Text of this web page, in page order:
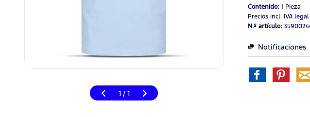
1 / 1
Contenido:1 Pieza
Precios incl. IVA legal
N.º artículo:
Notificaciones